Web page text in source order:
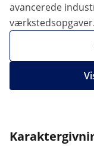
avancerede
værkstedsopgaver.